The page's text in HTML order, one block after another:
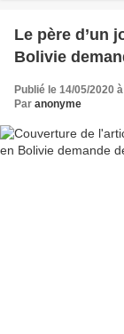
Le père d’un
Bolivie
Publié le 14/05/2020
Par anonyme